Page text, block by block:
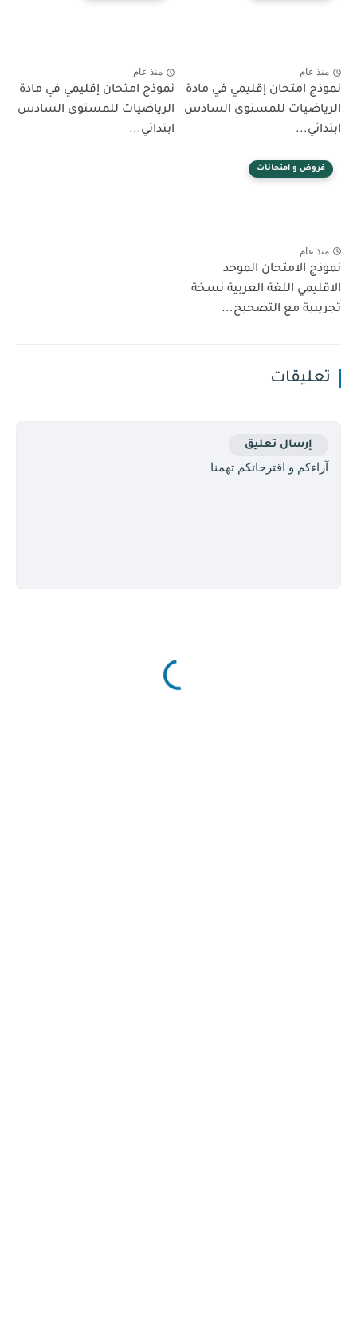
منذ عام
نموذج امتحان إقليمي في مادة
الرياضيات للمستوى السادس
ابتدائي...
منذ عام
نموذج امتحان إقليمي في مادة
الرياضيات للمستوى السادس
ابتدائي...
فروض و امتحانات
منذ عام
نموذج الامتحان الموحد
الاقليمي اللغة العربية نسخة
تجريبية مع التصحيح...
تعليقات
إرسال تعليق
آراءكم و اقترحاتكم تهمنا